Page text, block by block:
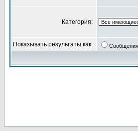
Категория:
Показывать результаты как: Сообщения